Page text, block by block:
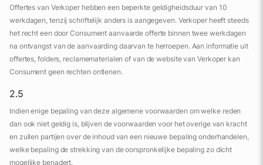
Offertes van Verkoper hebben een beperkte geldigheidsduur van 10
werkdagen, tenzij schriftelijk anders is aangegeven. Verkoper heeft steeds
het recht een door Consument aanvaarde offerte binnen twee werkdagen
na ontvangst van de aanvaarding daarvan te herroepen. Aan informatie uit
offertes, folders, reclamematerialen of van de website van Verkoper kan
Consument geen rechten ontlenen.
2.5
Indien enige bepaling van deze algemene voorwaarden om welke reden
dan ook niet geldig is, blijven de voorwaarden voor het overige van kracht
en zullen partijen over de inhoud van een nieuwe bepaling onderhandelen,
welke bepaling de strekking van de oorspronkelijke bepaling zo dicht
mogelijke benadert.